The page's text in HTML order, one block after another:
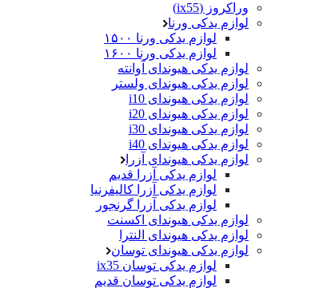
وراکروز (ix55)
لوازم یدکی ورنا
لوازم یدکی ورنا ۱۵۰۰
لوازم یدکی ورنا ۱۶۰۰
لوازم یدکی هیوندای آوانته
لوازم یدکی هیوندای ولستر
لوازم یدکی هیوندای i10
لوازم یدکی هیوندای i20
لوازم یدکی هیوندای i30
لوازم یدکی هیوندای i40
لوازم یدکی هیوندای آزرا
لوازم یدکی آزرا قدیم
لوازم یدکی آزرا کالیفرنیا
لوازم یدکی آزرا گرنجور
لوازم یدکی هیوندای اکسنت
لوازم یدکی هیوندای النترا
لوازم یدکی هیوندای توسان
لوازم یدکی توسان ix35
لوازم یدکی توسان قدیم